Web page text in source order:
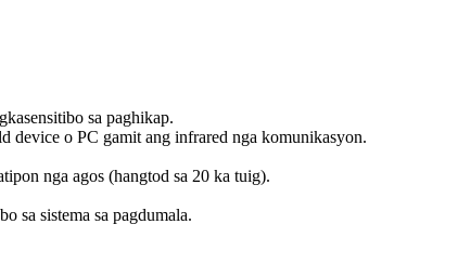
sa paghikap.
device o PC gamit ang infrared nga komunikasyon.
nga agos (hangtod sa 20 ka tuig).
sa sistema sa pagdumala.